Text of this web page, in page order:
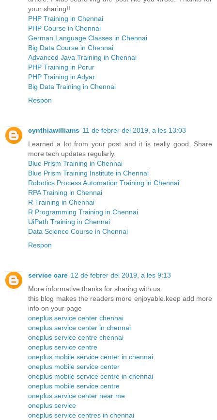
your sharing!!
PHP Training in Chennai
PHP Course in Chennai
German Language Classes in Chennai
Big Data Course in Chennai
Advanced Java Training in Chennai
PHP Training in Porur
PHP Training in Adyar
Big Data Training in Chennai
Respon
cynthiawilliams 11 de febrer del 2019, a les 13:03
Learned a lot from your post and it is really good. Share
more tech updates regularly.
Blue Prism Training in Chennai
Blue Prism Training Institute in Chennai
Robotics Process Automation Training in Chennai
RPA Training in Chennai
R Training in Chennai
R Programming Training in Chennai
UiPath Training in Chennai
Data Science Course in Chennai
Respon
service care 12 de febrer del 2019, a les 9:13
More informative,thanks for sharing with us.
this blog makes the readers more enjoyable.keep add more
info on your page
oneplus service center chennai
oneplus service center in chennai
oneplus service centre chennai
oneplus service centre
oneplus mobile service center in chennai
oneplus mobile service center
oneplus mobile service centre in chennai
oneplus mobile service centre
oneplus service center near me
oneplus service
oneplus service centres in chennai